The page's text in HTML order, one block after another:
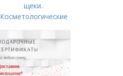
щеки..
Косметологические